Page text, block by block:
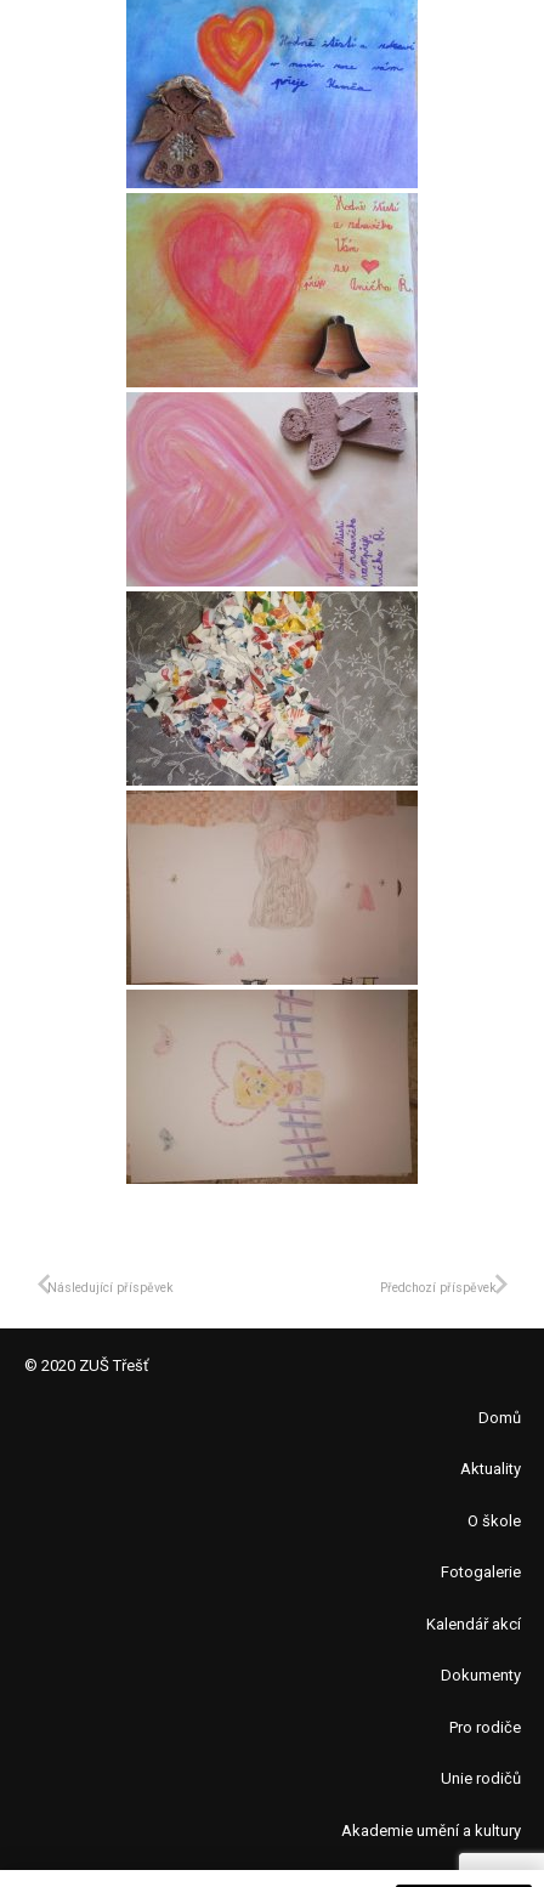
Následující příspěvek Předchozí příspěvek
© 2020 ZUŠ Třešť
Domů
Aktuality
O škole
Fotogalerie
Kalendář akcí
Dokumenty
Pro rodiče
Unie rodičů
Akademie umění a kultury
Kontakty